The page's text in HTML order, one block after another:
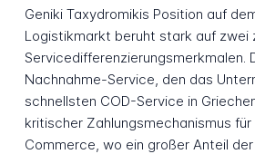
Geniki Taxydromikis Position auf
Logistikmarkt beruht stark auf zwei
Servicedifferenzierungsmerkmalen.
Nachnahme-Service, den das
schnellsten COD-Service in
kritischer Zahlungsmechanismus
Commerce, wo ein großer Anteil